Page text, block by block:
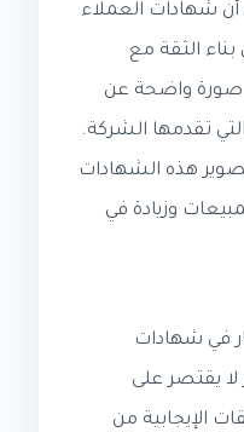
شهادات العملاء
بناء الثقة مع
صورة واضحة عن
تقدمها الشركة.
تصوير هذه الشهادات
وزيادة في
في شهادات
لا يقتصر على
الإيجابية من